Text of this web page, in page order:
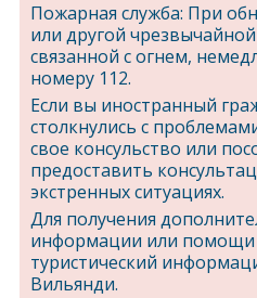
Пожарная служба: При
или другой
связанной с огнем,
номеру 112.
Если вы иностранный
столкнулись с
свое консульство или
предоставить
экстренных ситуациях.
Для получения
информации или помощи
туристический
Вильянди.